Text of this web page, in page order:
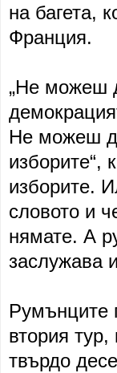
на багета,
Франция.
„Не можеш
Не можеш
изборите“,
изборите.
словото и
нямате. А
заслужава
Румънците
втория тур,
твърдо